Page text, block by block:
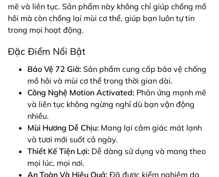
mẽ và liên tục. Sản phẩm này không chỉ giúp chống mồ
hôi mà còn chống lại mùi cơ thể, giúp bạn luôn tự tin
trong mọi hoạt động.
Đặc Điểm Nổi Bật
Bảo Vệ 72 Giờ: Sản phẩm cung cấp bảo vệ chống
mồ hôi và mùi cơ thể trong thời gian dài.
Công Nghệ Motion Activated: Phản ứng mạnh mẽ
và liên tục không ngừng nghỉ dù bạn vận động
nhiều.
Mùi Hương Dễ Chịu: Mang lại cảm giác mát lạnh
và tươi mới suốt cả ngày.
Thiết Kế Tiện Lợi: Dễ dàng sử dụng và mang theo
mọi lúc, mọi nơi.
An Toàn Và Hiệu Quả: Đã được kiểm nghiệm da